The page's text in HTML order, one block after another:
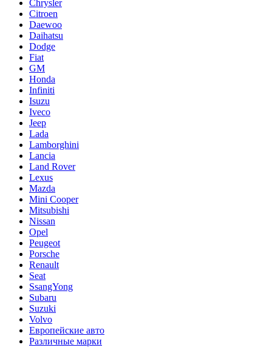
Chrysler
Citroen
Daewoo
Daihatsu
Dodge
Fiat
GM
Honda
Infiniti
Isuzu
Iveco
Jeep
Lada
Lamborghini
Lancia
Land Rover
Lexus
Mazda
Mini Cooper
Mitsubishi
Nissan
Opel
Peugeot
Porsche
Renault
Seat
SsangYong
Subaru
Suzuki
Volvo
Европейские авто
Различные марки